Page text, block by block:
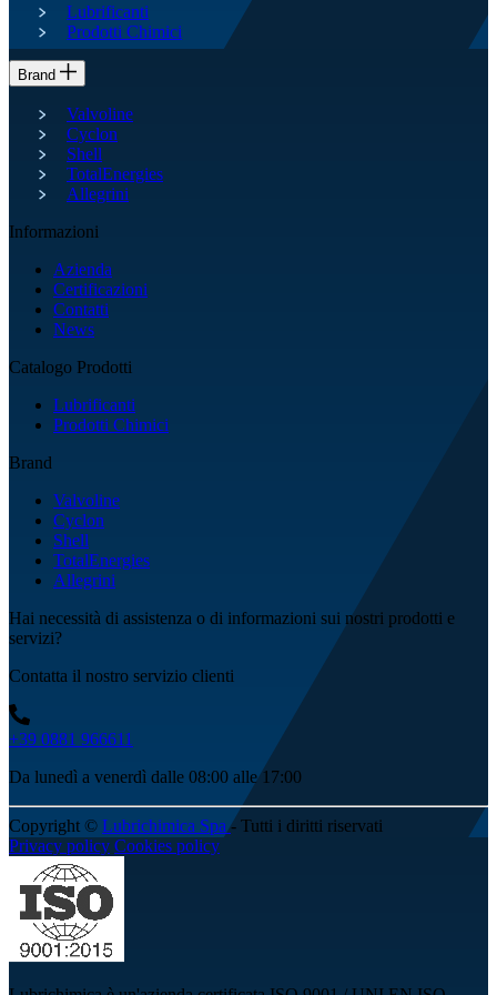
Lubrificanti
Prodotti Chimici
Brand
Valvoline
Cyclon
Shell
TotalEnergies
Allegrini
Informazioni
Azienda
Certificazioni
Contatti
News
Catalogo Prodotti
Lubrificanti
Prodotti Chimici
Brand
Valvoline
Cyclon
Shell
TotalEnergies
Allegrini
Hai necessità di assistenza o di informazioni sui nostri prodotti e
servizi?
Contatta il nostro servizio clienti
+39 0881 966611
Da lunedì a venerdì dalle 08:00 alle 17:00
Copyright © Lubrichimica Spa- Tutti i diritti riservati
Privacy policy Cookies policy